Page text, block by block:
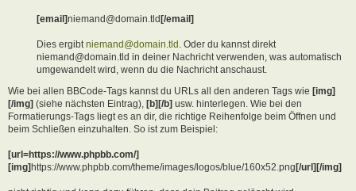
[email]niemand@domain.tld[/email]
Dies ergibtniemand@domain.tld. Oder du kannst direkt
niemand@domain.tld in deiner Nachricht verwenden, was automatisch
umgewandelt wird, wenn du die Nachricht anschaust.
Wie bei allen BBCode-Tags kannst du URLs all den anderen Tags wie [img]
[/img] (siehe nächsten Eintrag), [b][/b] usw. hinterlegen. Wie bei den
Formatierungs-Tags liegt es an dir, die richtige Reihenfolge beim Öffnen und
beim Schließen einzuhalten. So ist zum Beispiel:
[url=https://www.phpbb.com/]
[img]https://www.phpbb.com/theme/images/logos/blue/160x52.png[/url][/img]